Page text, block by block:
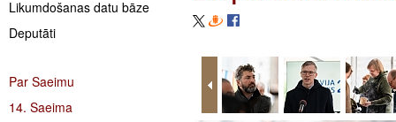
Likumdošanas datu bāze
Deputāti
Par Saeimu
14. Saeima